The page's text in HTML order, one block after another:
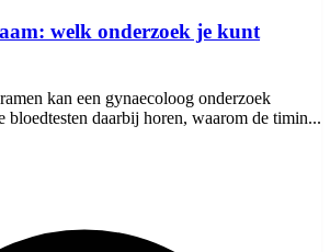
welk onderzoek je kunt
kan een gynaecoloog onderzoek
bloedtesten daarbij horen, waarom de timin...